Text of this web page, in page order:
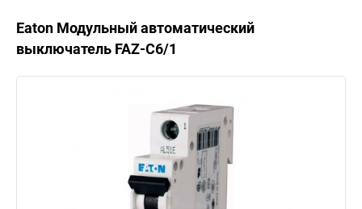
Eaton Модульный автоматический
выключатель FAZ-C6/1